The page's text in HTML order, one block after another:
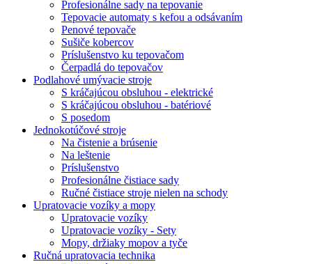
Profesionálne sady na tepovanie
Tepovacie automaty s kefou a odsávaním
Penové tepovače
Sušiče kobercov
Príslušenstvo ku tepovačom
Čerpadlá do tepovačov
Podlahové umývacie stroje
S kráčajúcou obsluhou - elektrické
S kráčajúcou obsluhou - batériové
S posedom
Jednokotúčové stroje
Na čistenie a brúsenie
Na leštenie
Príslušenstvo
Profesionálne čistiace sady
Ručné čistiace stroje nielen na schody
Upratovacie vozíky a mopy
Upratovacie vozíky
Upratovacie vozíky - Sety
Mopy, držiaky mopov a tyče
Ručná upratovacia technika